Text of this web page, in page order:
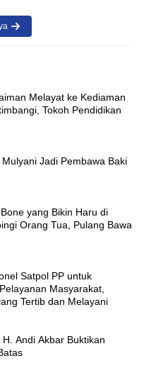
Melayat ke Kediaman
Tokoh Pendidikan
Jadi Pembawa Baki
yang Bikin Haru di
Orang Tua, Pulang Bawa
Satpol PP untuk
Masyarakat,
Tertib dan Melayani
Andi Akbar Buktikan